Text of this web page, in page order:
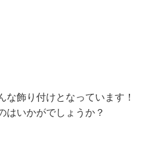
飾り付けとなっています！
はいかがでしょうか？